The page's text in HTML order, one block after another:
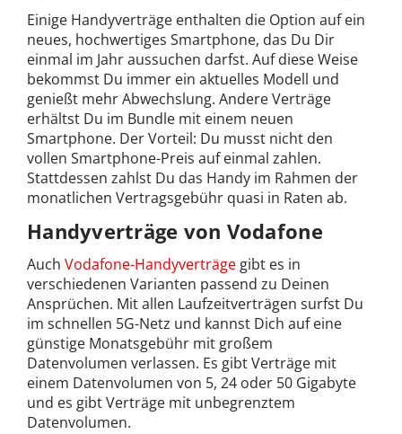
Einige Handyverträge enthalten die Option auf ein
neues, hochwertiges Smartphone, das Du Dir
einmal im Jahr aussuchen darfst. Auf diese Weise
bekommst Du immer ein aktuelles Modell und
genießt mehr Abwechslung. Andere Verträge
erhältst Du im Bundle mit einem neuen
Smartphone. Der Vorteil: Du musst nicht den
vollen Smartphone-Preis auf einmal zahlen.
Stattdessen zahlst Du das Handy im Rahmen der
monatlichen Vertragsgebühr quasi in Raten ab.
Handyverträge von Vodafone
Auch Vodafone-Handyverträge gibt es in
verschiedenen Varianten passend zu Deinen
Ansprüchen. Mit allen Laufzeitverträgen surfst Du
im schnellen 5G-Netz und kannst Dich auf eine
günstige Monatsgebühr mit großem
Datenvolumen verlassen. Es gibt Verträge mit
einem Datenvolumen von 5, 24 oder 50 Gigabyte
und es gibt Verträge mit unbegrenztem
Datenvolumen.